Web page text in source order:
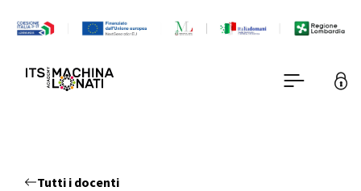
Tutti i docenti